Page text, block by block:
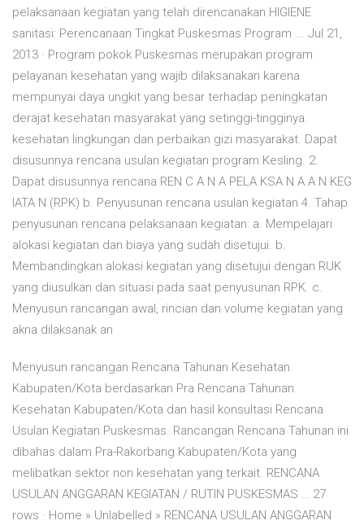
pelaksanaan kegiatan yang telah direncanakan HIGIENE
sanitasi: Perencanaan Tingkat Puskesmas Program ... Jul 21,
2013 · Program pokok Puskesmas merupakan program
pelayanan kesehatan yang wajib dilaksanakan karena
mempunyai daya ungkit yang besar terhadap peningkatan
derajat kesehatan masyarakat yang setinggi-tingginya.
kesehatan lingkungan dan perbaikan gizi masyarakat. Dapat
disusunnya rencana usulan kegiatan program Kesling. 2.
Dapat disusunnya rencana REN C A N A PELA KSA N A A N KEG
IATA N (RPK) b. Penyusunan rencana usulan kegiatan 4. Tahap
penyusunan rencana pelaksanaan kegiatan: a. Mempelajari
alokasi kegiatan dan biaya yang sudah disetujui. b.
Membandingkan alokasi kegiatan yang disetujui dengan RUK
yang diusulkan dan situasi pada saat penyusunan RPK. c.
Menyusun rancangan awal, rincian dan volume kegiatan yang
akna dilaksanak an
Menyusun rancangan Rencana Tahunan Kesehatan
Kabupaten/Kota berdasarkan Pra Rencana Tahunan
Kesehatan Kabupaten/Kota dan hasil konsultasi Rencana
Usulan Kegiatan Puskesmas. Rancangan Rencana Tahunan ini
dibahas dalam Pra-Rakorbang Kabupaten/Kota yang
melibatkan sektor non kesehatan yang terkait. RENCANA
USULAN ANGGARAN KEGIATAN / RUTIN PUSKESMAS … 27
rows · Home » Unlabelled » RENCANA USULAN ANGGARAN